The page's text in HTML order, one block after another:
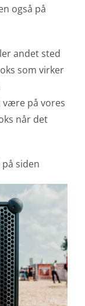
også på
andet sted
som virker
være på vores
når det
siden